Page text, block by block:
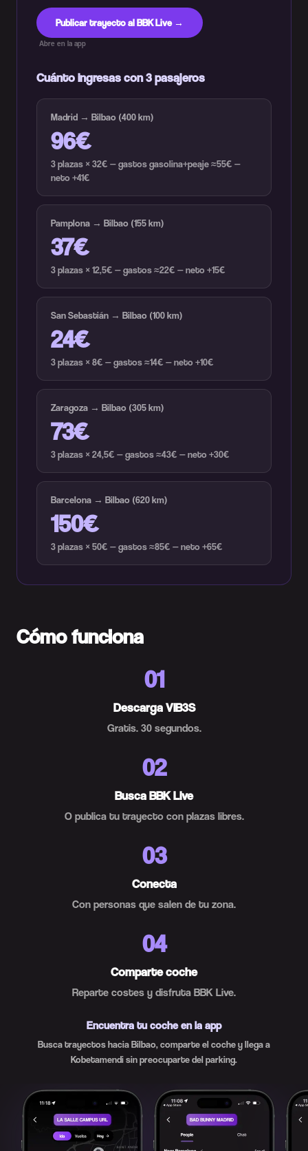
Publicar trayecto al BBK Live →
Abre en la app
Cuánto ingresas con 3 pasajeros
Madrid → Bilbao (400 km)
96€
3 plazas × 32€ — gastos gasolina+peaje ≈55€ —
neto +41€
Pamplona → Bilbao (155 km)
37€
3 plazas × 12,5€ — gastos ≈22€ — neto +15€
San Sebastián → Bilbao (100 km)
24€
3 plazas × 8€ — gastos ≈14€ — neto +10€
Zaragoza → Bilbao (305 km)
73€
3 plazas × 24,5€ — gastos ≈43€ — neto +30€
Barcelona → Bilbao (620 km)
150€
3 plazas × 50€ — gastos ≈85€ — neto +65€
Cómo funciona
01
Descarga VIB3S
Gratis. 30 segundos.
02
Busca BBK Live
O publica tu trayecto con plazas libres.
03
Conecta
Con personas que salen de tu zona.
04
Comparte coche
Reparte costes y disfruta BBK Live.
Encuentra tu coche en la app
Busca trayectos hacia Bilbao, comparte el coche y llega a
Kobetamendi sin preocuparte del parking.